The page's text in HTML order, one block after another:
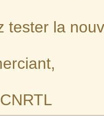
tester la